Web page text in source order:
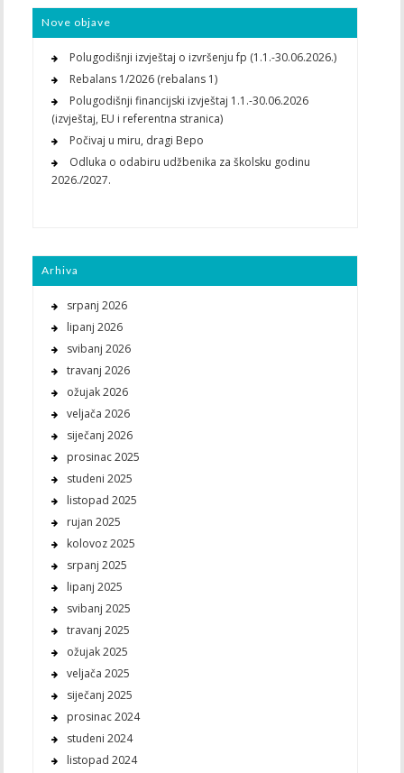
Nove objave
Polugodišnji izvještaj o izvršenju fp (1.1.-30.06.2026.)
Rebalans 1/2026 (rebalans 1)
Polugodišnji financijski izvještaj 1.1.-30.06.2026
(izvještaj, EU i referentna stranica)
Počivaj u miru, dragi Bepo
Odluka o odabiru udžbenika za školsku godinu
2026./2027.
Arhiva
srpanj 2026
lipanj 2026
svibanj 2026
travanj 2026
ožujak 2026
veljača 2026
siječanj 2026
prosinac 2025
studeni 2025
listopad 2025
rujan 2025
kolovoz 2025
srpanj 2025
lipanj 2025
svibanj 2025
travanj 2025
ožujak 2025
veljača 2025
siječanj 2025
prosinac 2024
studeni 2024
listopad 2024